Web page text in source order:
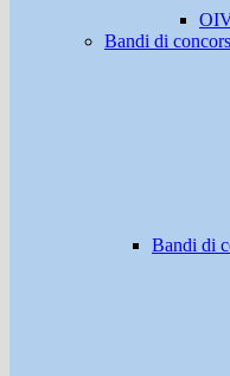
Bandi di
Bandi di